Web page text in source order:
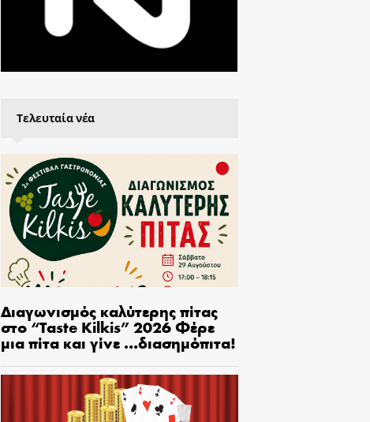
Τελευταία νέα
Διαγωνισμός καλύτερης πίτας
στο “Taste Kilkis” 2026 Φέρε
μια πίτα και γίνε …διασημόπιτα!